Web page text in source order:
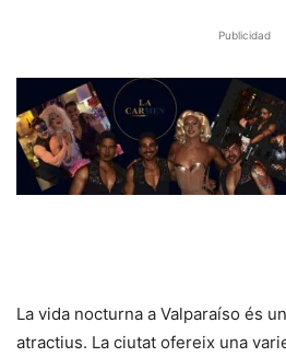
Publicidad
La vida nocturna a Valparaíso és
atractius. La ciutat ofereix una